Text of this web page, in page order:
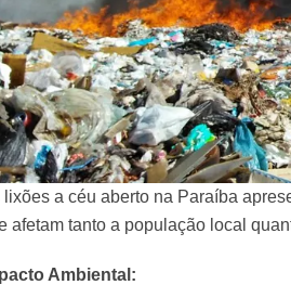
lixões a céu aberto na Paraíba
afetam tanto a população local
Ambiental: